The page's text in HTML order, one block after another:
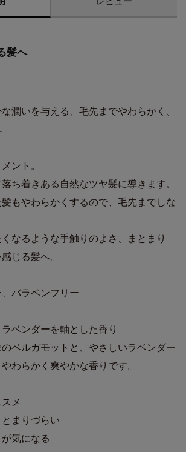
髪へ
潤いを与える、毛先までやわらかく、
ント。
ち着きある自然なツヤ髪に導きます。
もやわらかくするので、毛先までしな
なるような手触りのよさ、まとまり
じる髪へ。
バラベンフリー
ベンダーを軸とした香り
ベルガモットと、やさしいラベンダー
わらかく爽やかな香りです。
メ
とまりづらい
が気になる